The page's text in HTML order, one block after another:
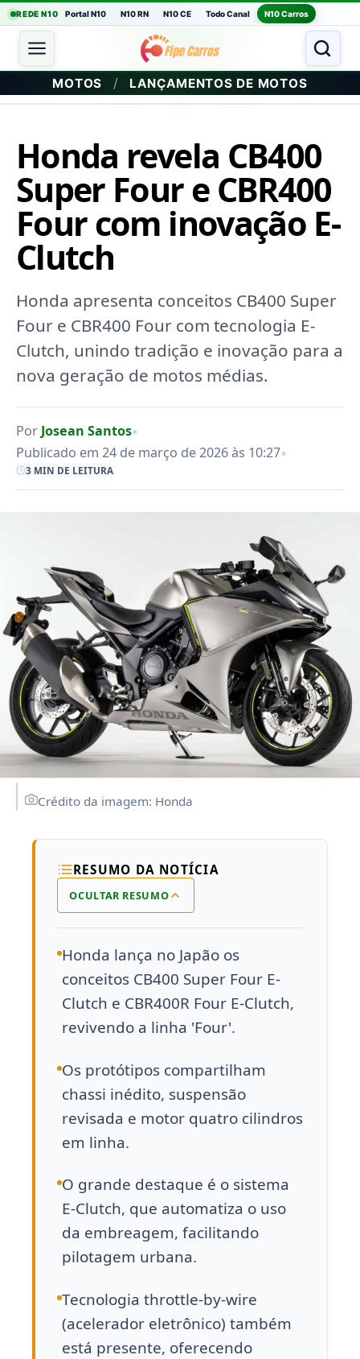
REDE N10 Portal N10 N10 RN N10 CE Todo Canal N10 Carros
MOTOS / LANÇAMENTOS DE MOTOS
Honda revela CB400
Super Four e CBR400
Four com inovação E-
Clutch
Honda apresenta conceitos CB400 Super
Four e CBR400 Four com tecnologia E-
Clutch, unindo tradição e inovação para a
nova geração de motos médias.
Por Josean Santos•
Publicado em 24 de março de 2026 às 10:27•
3 MIN DE LEITURA
Crédito da imagem: Honda
RESUMO DA NOTÍCIA
OCULTAR RESUMO
Honda lança no Japão os
conceitos CB400 Super Four E-
Clutch e CBR400R Four E-Clutch,
revivendo a linha 'Four'.
Os protótipos compartilham
chassi inédito, suspensão
revisada e motor quatro cilindros
em linha.
O grande destaque é o sistema
E-Clutch, que automatiza o uso
da embreagem, facilitando
pilotagem urbana.
Tecnologia throttle-by-wire
(acelerador eletrônico) também
está presente, oferecendo